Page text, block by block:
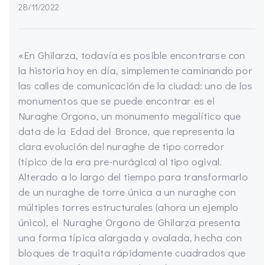
28/11/2022
«En Ghilarza, todavía es posible encontrarse con
la historia hoy en día, simplemente caminando por
las calles de comunicación de la ciudad: uno de los
monumentos que se puede encontrar es el
Nuraghe Orgono, un monumento megalítico que
data de la Edad del Bronce, que representa la
clara evolución del nuraghe de tipo corredor
(típico de la era pre-nurágica) al tipo ogival.
Alterado a lo largo del tiempo para transformarlo
de un nuraghe de torre única a un nuraghe con
múltiples torres estructurales (ahora un ejemplo
único), el Nuraghe Orgono de Ghilarza presenta
una forma típica alargada y ovalada, hecha con
bloques de traquita rápidamente cuadrados que